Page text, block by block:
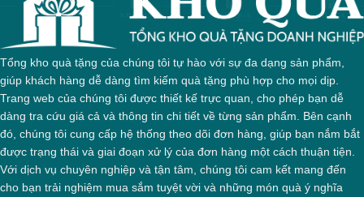
Tổng kho quà tặng của chúng tôi tự hào với sự đa dạng sản phẩm,
giúp khách hàng dễ dàng tìm kiếm quà tặng phù hợp cho mọi dịp.
Trang web của chúng tôi được thiết kế trực quan, cho phép bạn dễ
dàng tra cứu giá cả và thông tin chi tiết về từng sản phẩm. Bên cạnh
đó, chúng tôi cung cấp hệ thống theo dõi đơn hàng, giúp bạn nắm bắt
được trạng thái và giai đoạn xử lý của đơn hàng một cách thuận tiện.
Với dịch vụ chuyên nghiệp và tận tâm, chúng tôi cam kết mang đến
cho bạn trải nghiệm mua sắm tuyệt vời và những món quà ý nghĩa